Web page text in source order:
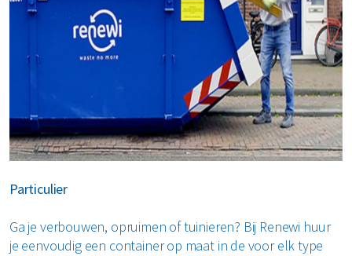
Particulier
Ga je verbouwen, opruimen of tuinieren? Bij Renewi huur
je eenvoudig een container op maat in de voor elk type